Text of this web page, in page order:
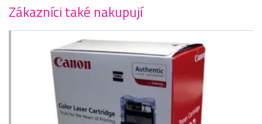
Zákazníci také nakupují